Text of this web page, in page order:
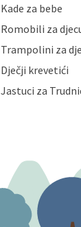
Kade za bebe
Romobili za
Trampolini za
Dječji krevetići
Jastuci za